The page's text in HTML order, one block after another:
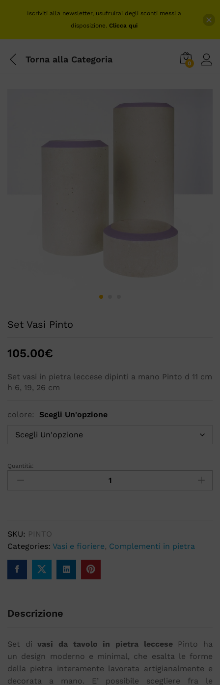
Torna alla Categoria 0
Set Vasi Pinto
105.00€
Set vasi in pietra leccese dipinti a mano Pinto d 11 cm
h 6, 19, 26 cm
colore: Scegli Un'opzione
Quantità:
SKU: PINTO
Categories: Vasi e fioriere, Complementi in pietra
Descrizione
Set divasi da tavolo in pietra leccesePinto ha
un design moderno e minimal, che esalta le forme
della pietra interamente lavorata artigianalmente e
decorata a mano. E’ possibile scegliere fra le
Iscriviti alla newsletter, usufruirai degli sconti messi a
disposizione. Clicca qui